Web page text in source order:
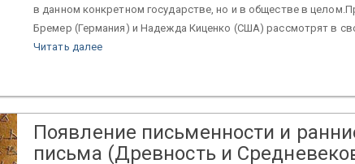
в данном конкретном государстве, но и в обществе в
Бремер (Германия) и Надежда Киценко (США) рассмотрят в
Читать далее
Появление письменности и
письма (Древность и